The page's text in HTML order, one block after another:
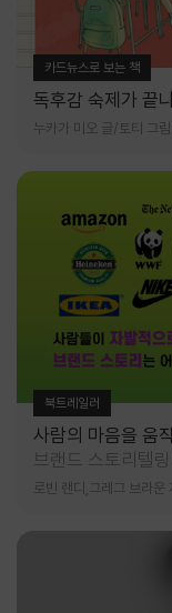
카드뉴스로 보는 책
독후감 숙제가 끝
누카가 미오 글/토티 그
북트레일러
사람의 마음을 움
브랜드 스토리텔